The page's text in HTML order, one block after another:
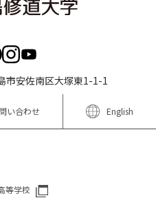
安佐南区大塚東1-1-1
い合わせ English
等学校